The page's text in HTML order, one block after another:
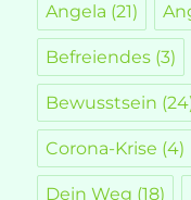
Angela (21)
Befreiendes (3)
Bewusstsein
Corona-Krise (4)
Dein Weg (18)